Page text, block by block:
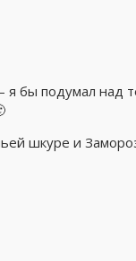
бы подумал над
шкуре и